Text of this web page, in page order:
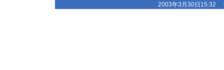
2003年3月30日15:32